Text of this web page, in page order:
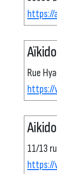
https://
Rue
https://
11/13
https://